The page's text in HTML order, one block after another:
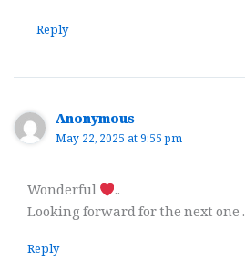
Reply
Anonymous
May 22, 2025 at 9:55 pm
Wonderful
..
Looking forward for the next one .
Reply